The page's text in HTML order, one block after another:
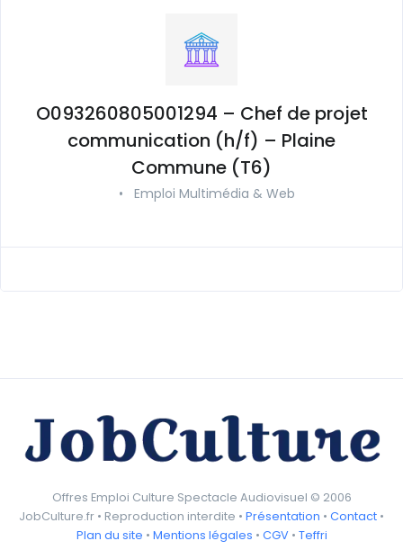
O093260805001294 – Chef de projet
communication (h/f) – Plaine
Commune (T6)
• Emploi Multimédia & Web
Offres Emploi Culture Spectacle Audiovisuel © 2006
JobCulture.fr • Reproduction interdite • Présentation • Contact •
Plan du site • Mentions légales • CGV• Teffri